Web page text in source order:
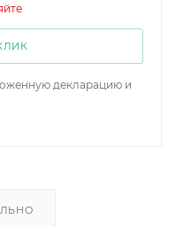
декларацию и